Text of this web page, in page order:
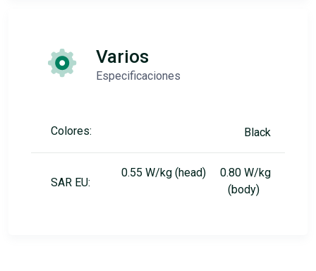
Varios
Especificaciones
Colores: Black
SAR EU:
0.55 W/kg (head) 0.80 W/kg
(body)